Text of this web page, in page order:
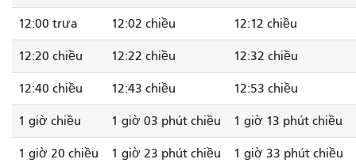
12:00 trưa 12:02 chiều 12:12 chiều
12:20 chiều 12:22 chiều 12:32 chiều
12:40 chiều 12:43 chiều 12:53 chiều
1 giờ chiều 1 giờ 03 phút chiều 1 giờ 13 phút chiều
1 giờ 20 chiều 1 giờ 23 phút chiều 1 giờ 33 phút chiều